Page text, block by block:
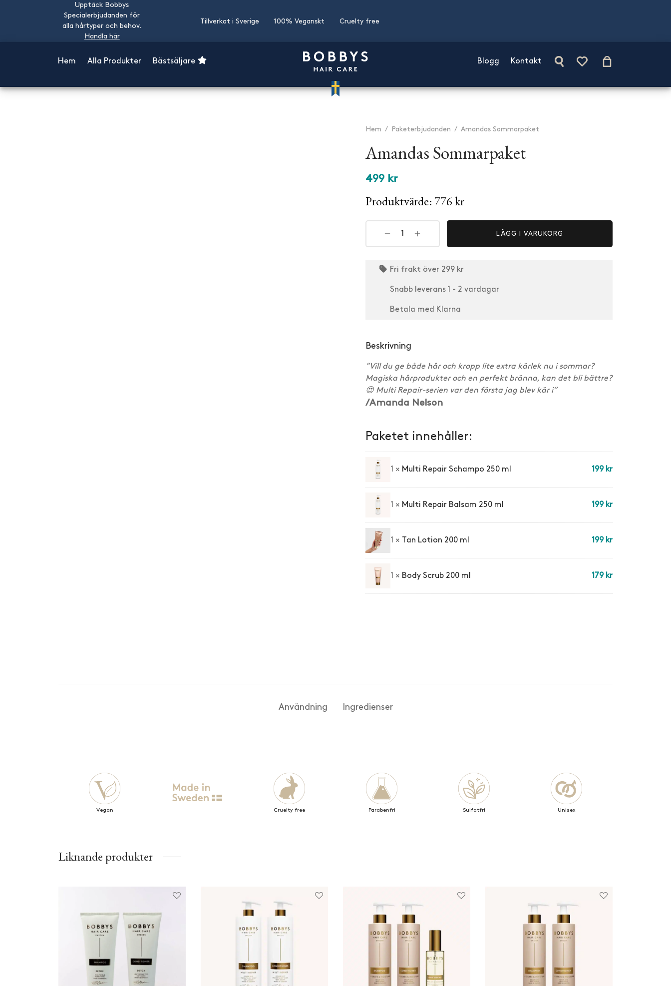
Upptäck Bobbys
Specialerbjudanden för
alla hårtyper och behov.
Handla här
Tillverkat i Sverige 100% Veganskt Cruelty free
Hem Alla Produkter Bästsäljare Blogg Kontakt
Hem / Paketerbjudanden / Amandas Sommarpaket
Amandas Sommarpaket
499 kr
Produktvärde: 776 kr
LÄGG I VARUKORG
Fri frakt över 299 kr
Snabb leverans 1 - 2 vardagar
Betala med Klarna
Beskrivning
”Vill du ge både hår och kropp lite extra kärlek nu i sommar?
Magiska hårprodukter och en perfekt bränna, kan det bli bättre?
😍 Multi Repair-serien var den första jag blev kär i”
/Amanda Nelson
Paketet innehåller:
1 × Multi Repair Schampo 250 ml 199 kr
1 × Multi Repair Balsam 250 ml 199 kr
1 × Tan Lotion 200 ml 199 kr
1 × Body Scrub 200 ml 179 kr
Användning Ingredienser
Vegan Cruelty free Parabenfri Sulfatfri Unisex
Liknande produkter